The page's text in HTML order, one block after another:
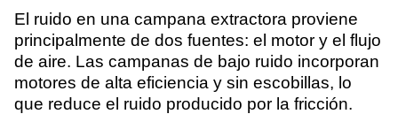
El ruido en una campana extractora proviene
principalmente de dos fuentes: el motor y el flujo
de aire. Las campanas de bajo ruido incorporan
motores de alta eficiencia y sin escobillas, lo
que reduce el ruido producido por la fricción.